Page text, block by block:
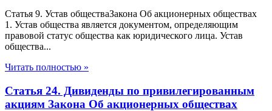
Статья 9. Устав обществаЗакона Об акционерных обществах
1. Устав общества является документом, определяющим
правовой статус общества как юридического лица. Устав
общества...
Читать полностью »
Статья 24. Дивиденды по привилегированным
акциям Закона Об акционерных обществах